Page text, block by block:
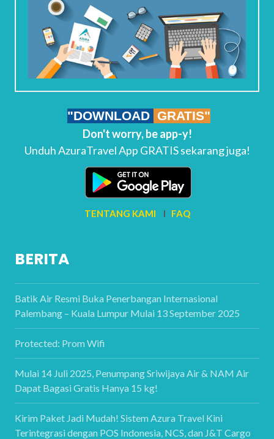
"DOWNLOAD GRATIS"
Don't worry, be app-y!
Unduh AzuraTravel App GRATIS sekarang juga!
TENTANG KAMI I FAQ
BERITA
Batik Air Resmi Buka Penerbangan Internasional
Palembang – Kuala Lumpur Mulai 13 September 2025
Protected: Prom Wifi
Mulai 14 Juli 2025, Penumpang Sriwijaya Air & NAM Air
Dapat Bagasi Gratis Hanya 15 kg!
Kirim Paket Jadi Mudah! Sistem Azura Travel Kini
Terintegrasi dengan POS Indonesia, NCS, dan J&T Cargo